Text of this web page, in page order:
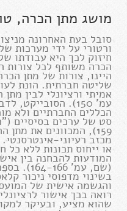
מושג מתן הכרה,
סובל בעת האחרונה
ורטורי על ידי מערכות
חיזוק לכך היא עבודתו
היינו, צורות של מתן
שליטה חברתית. הונת
אמיתי ורציונלי לבין
עמ' 150). הסובייקט,
הכללים החברתיים ולא
סט של ערכים בסיסיים
159), המכוונים את
מכזב רעיוני-
או ייחוס תכונות ללא כל
המודעות להבחנה בין
(שם, עמ'
בשינוי מדפוסי ניכור
רואה בכך אישור
שהוא מציע, ובעיקר